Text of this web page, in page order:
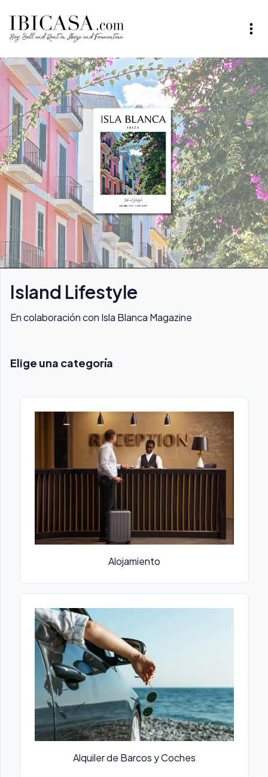
Island Lifestyle
En colaboración con Isla Blanca Magazine
Elige una categoría
Alojamiento
Alquiler de Barcos y Coches